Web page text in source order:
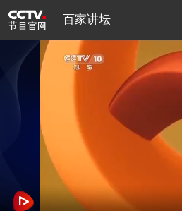
百家讲坛